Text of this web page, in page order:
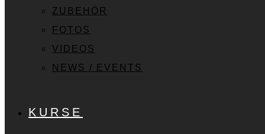
ZUBEHÖR
FOTOS
VIDEOS
NEWS / EVENTS
KURSE